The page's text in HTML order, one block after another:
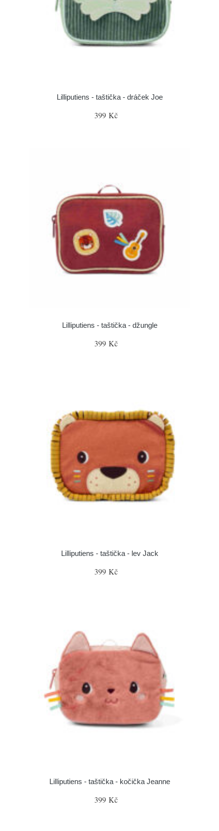
Lilliputiens - taštička - dráček Joe
399 Kč
Lilliputiens - taštička - džungle
399 Kč
Lilliputiens - taštička - lev Jack
399 Kč
Lilliputiens - taštička - kočička Jeanne
399 Kč